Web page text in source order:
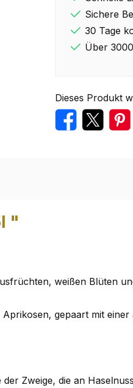
Sichere
30 Tage
Über
Dieses Produkt
"
weißen Blüten
gepaart mit einer
Zweige, die an